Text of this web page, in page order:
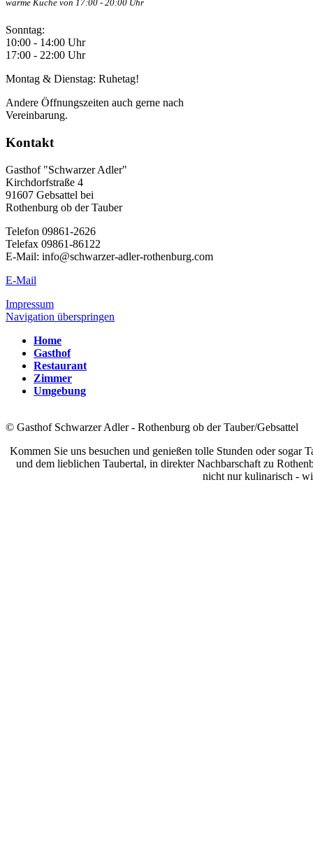
warme Küche von 17:00 - 20:00 Uhr
Sonntag:
10:00 - 14:00 Uhr
17:00 - 22:00 Uhr
Montag & Dienstag: Ruhetag!
Andere Öffnungszeiten auch gerne nach
Vereinbarung.
Kontakt
Gasthof "Schwarzer Adler"
Kirchdorfstraße 4
91607 Gebsattel bei
Rothenburg ob der Tauber
Telefon 09861-2626
Telefax 09861-86122
E-Mail: info@schwarzer-adler-rothenburg.com
E-Mail
Impressum
Navigation überspringen
Home
Gasthof
Restaurant
Zimmer
Umgebung
© Gasthof Schwarzer Adler - Rothenburg ob der Tauber/Gebsattel
Kommen Sie uns besuchen und genießen tolle Stunden oder sogar
und dem lieblichen Taubertal, in direkter Nachbarschaft zu
nicht nur kulinarisch -